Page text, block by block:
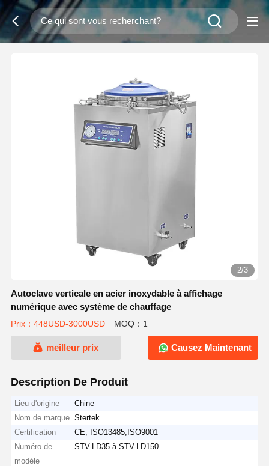
2/3
Autoclave verticale en acier inoxydable à affichage
numérique avec système de chauffage
Prix：448USD-3000USD MOQ：1
meilleur prix Causez Maintenant
Description De Produit
Lieu d'origine
Chine
Nom de marque Stertek
Certification
CE, ISO13485,ISO9001
Numéro de
modèle
STV-LD35 à STV-LD150